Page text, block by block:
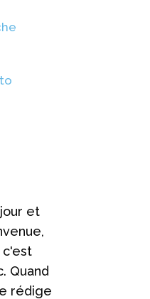
et
c'est
Quand
rédige